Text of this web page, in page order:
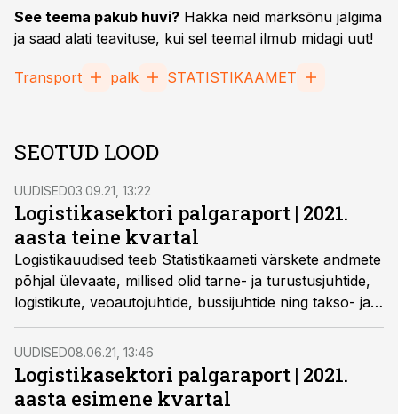
See teema pakub huvi? Hakka neid märksõnu jälgima
ja saad alati teavituse, kui sel teemal ilmub midagi uut!
Transport palk STATISTIKAAMET
SEOTUD LOOD
UUDISED03.09.21, 13:22
Logistikasektori palgaraport | 2021.
aasta teine kvartal
Logistikauudised teeb Statistikaameti värskete andmete
põhjal ülevaate, millised olid tarne- ja turustusjuhtide,
logistikute, veoautojuhtide, bussijuhtide ning takso- ja
pakiautojuhtide keskmised mediaanpalgad tänavu
teises kvartalis.
UUDISED08.06.21, 13:46
Logistikasektori palgaraport | 2021.
aasta esimene kvartal